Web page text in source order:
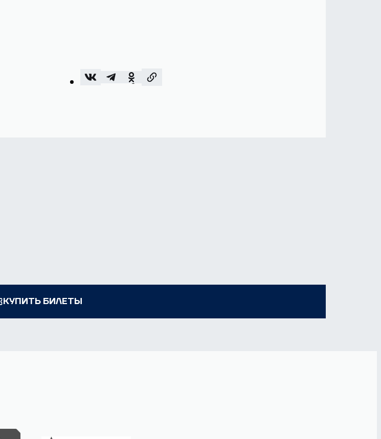
КУПИТЬ БИЛЕТЫ